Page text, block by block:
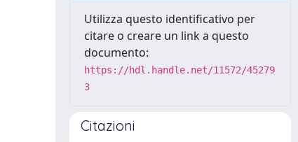
Utilizza questo identificativo per
citare o creare un link a questo
documento:
https://hdl.handle.net/11572/45279
3
Citazioni